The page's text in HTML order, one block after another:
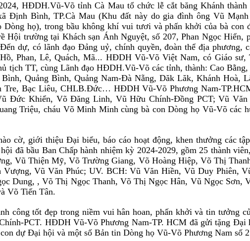
HĐDH.Vũ-Võ tỉnh Cà Mau tổ chức lễ cắt băng Khánh thành
Định Bình, TP.Cà Mau (Khu đất này do gia đình ông Vũ
Dòng họ), trong bầu không khí vui tươi và phấn khởi của bà con
Hội trường tại Khách sạn Ánh Nguyệt, số 207, Phan Ngọc
dự, có lãnh đạo Đảng uỷ, chính quyền, đoàn thể địa phương,
Phan, Lê, Quách, Mã... HĐDH Vũ-Võ Việt Nam, có Giáo
tịch TT, cùng Lãnh đạo HĐDH.Vũ-Võ các tỉnh, thành: Cao
Quảng Bình, Quảng Nam-Đà Nẵng, Dăk Lăk, Khánh Hoà,
Tre, Bạc Liêu, CHLB.Đức… HĐDH Vũ-Võ Phương Nam-
Đức Khiển, Võ Đăng Linh, Vũ Hữu Chính-Đồng PCT; Vũ Văn
Triệu, cháu Võ Minh Minh cùng bà con Dòng họ Vũ-Võ các
giới thiệu Đại biểu, báo cáo hoạt động, khen thưởng các tập
đã bầu Ban Chấp hành nhiệm kỳ 2024-2029, gồm 25 thành
Vũ Thiện Mỹ, Võ Trường Giang, Võ Hoàng Hiệp, Võ Thị
Vũ Văn Phúc; UV. BCH: Vũ Văn Hiền, Vũ Duy Phiên,
Dung, , Võ Thị Ngọc Thanh, Võ Thị Ngọc Hân, Vũ Ngọc Sơn,
Võ Tiến Tân.
tốt đẹp trong niềm vui hân hoan, phấn khởi và tin tưởng
PCT. HĐDH Vũ-Võ Phương Nam-TP. HCM đã gửi tặng
dự Đại hội và một số Bản tin Dòng họ Vũ-Võ Phương Nam số